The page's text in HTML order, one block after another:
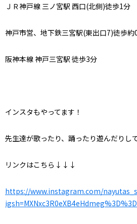
ＪＲ神戸線 三ノ宮駅 西口(北側)徒歩1分
神戸市営、地下鉄三宮駅(東出口7)徒歩約
阪神本線 神戸三宮駅 徒歩3分
インスタもやってます！
先生達が歌ったり、踊ったり遊んだりし
リンクはこちら ↓↓↓
https://www.instagram.com/